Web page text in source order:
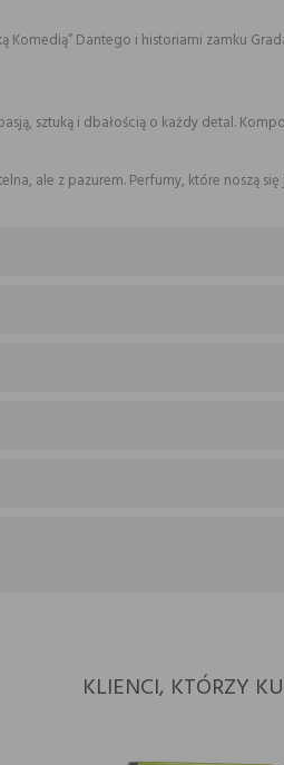
Komedią” Dantego i historiami zamku
sztuką i dbałością o każdy detal.
ale z pazurem. Perfumy, które noszą
KLIENCI, KTÓRZY